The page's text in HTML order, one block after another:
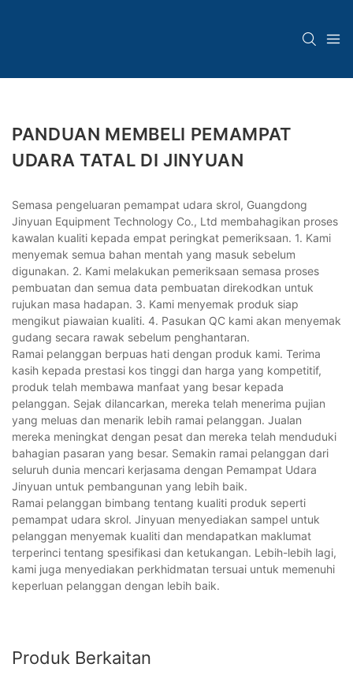
PANDUAN MEMBELI PEMAMPAT
UDARA TATAL DI JINYUAN
Semasa pengeluaran pemampat udara skrol, Guangdong
Jinyuan Equipment Technology Co., Ltd membahagikan proses
kawalan kualiti kepada empat peringkat pemeriksaan. 1. Kami
menyemak semua bahan mentah yang masuk sebelum
digunakan. 2. Kami melakukan pemeriksaan semasa proses
pembuatan dan semua data pembuatan direkodkan untuk
rujukan masa hadapan. 3. Kami menyemak produk siap
mengikut piawaian kualiti. 4. Pasukan QC kami akan menyemak
gudang secara rawak sebelum penghantaran.
Ramai pelanggan berpuas hati dengan produk kami. Terima
kasih kepada prestasi kos tinggi dan harga yang kompetitif,
produk telah membawa manfaat yang besar kepada
pelanggan. Sejak dilancarkan, mereka telah menerima pujian
yang meluas dan menarik lebih ramai pelanggan. Jualan
mereka meningkat dengan pesat dan mereka telah menduduki
bahagian pasaran yang besar. Semakin ramai pelanggan dari
seluruh dunia mencari kerjasama dengan Pemampat Udara
Jinyuan untuk pembangunan yang lebih baik.
Ramai pelanggan bimbang tentang kualiti produk seperti
pemampat udara skrol. Jinyuan menyediakan sampel untuk
pelanggan menyemak kualiti dan mendapatkan maklumat
terperinci tentang spesifikasi dan ketukangan. Lebih-lebih lagi,
kami juga menyediakan perkhidmatan tersuai untuk memenuhi
keperluan pelanggan dengan lebih baik.
Produk Berkaitan